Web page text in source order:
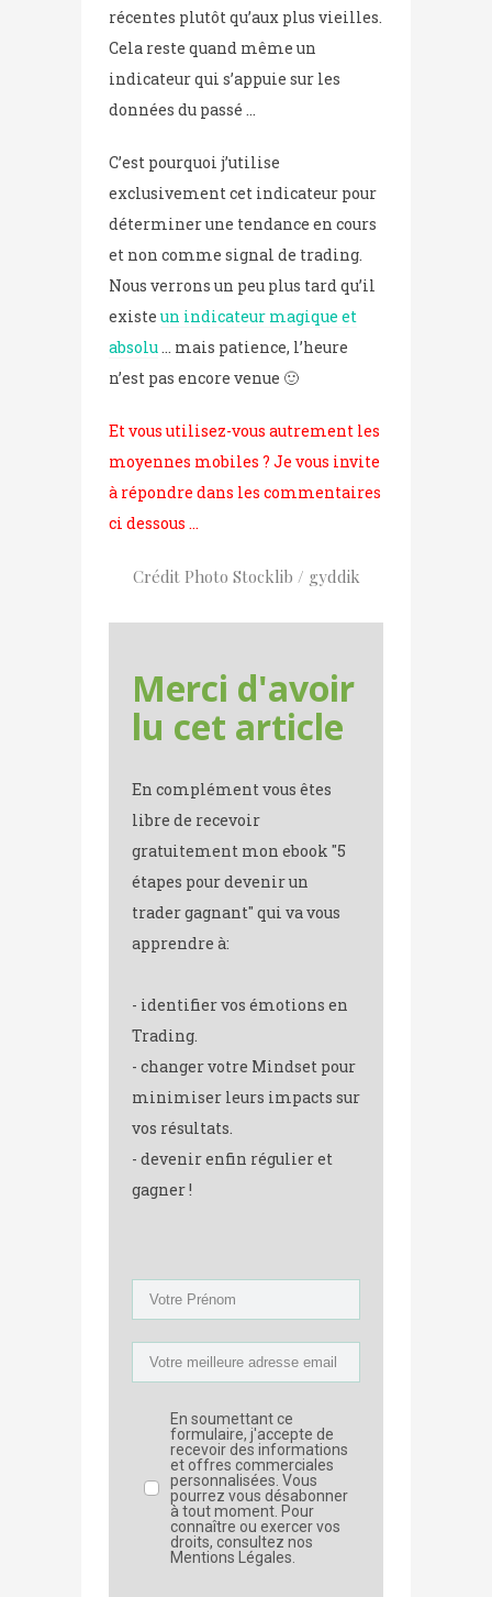
récentes plutôt qu’aux plus vieilles.
Cela reste quand même un
indicateur qui s’appuie sur les
données du passé …
C’est pourquoi j’utilise
exclusivement cet indicateur pour
déterminer une tendance en cours
et non comme signal de trading.
Nous verrons un peu plus tard qu’il
existeun indicateur magique et
absolu… mais patience, l’heure
n’est pas encore venue 🙂
Et vous utilisez-vous autrement les
moyennes mobiles ? Je vous invite
à répondre dans les commentaires
ci dessous …
Crédit Photo Stocklib / gyddik
Merci d'avoir
lu cet article
En complément vous êtes
libre de recevoir
gratuitement mon ebook "5
étapes pour devenir un
trader gagnant" qui va vous
apprendre à:
- identifier vos émotions en
Trading.
- changer votre Mindset pour
minimiser leurs impacts sur
vos résultats.
- devenir enfin régulier et
gagner !
En soumettant ce
formulaire, j'accepte de
recevoir des informations
et offres commerciales
personnalisées. Vous
pourrez vous désabonner
à tout moment. Pour
connaître ou exercer vos
droits, consultez nos
Mentions Légales.